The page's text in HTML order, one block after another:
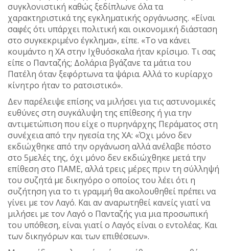
συγκλονιστική καθώς ξεδίπλωνε όλα τα
χαρακτηριστικά της εγκληματικής οργάνωσης. «Είναι
σαφές ότι υπάρχει πολιτική και οικονομική διάσταση
στο συγκεκριμένο έγκλημα», είπε. «Το να κάνει
κουμάντο η ΧΑ στην Ιχθυόσκαλα ήταν κρίσιμο. Τι σας
είπε ο Πανταζής; Δολάρια βγάζανε τα μάτια του
Πατέλη όταν ξεφόρτωνα τα ψάρια. Αλλά το κυρίαρχο
κίνητρο ήταν το ρατσιστικό».
Δεν παρέλειψε επίσης να μιλήσει για τις αστυνομικές
ευθύνες στη συγκάλυψη της επίθεσης ή για την
αντιμετώπιση που είχε ο πυρηνάρχης Περάματος στη
συνέχεια από την ηγεσία της ΧΑ: «Όχι μόνο δεν
εκδιώχθηκε από την οργάνωση αλλά ανέλαβε πόστο
στο 5μελές της, όχι μόνο δεν εκδιώχθηκε μετά την
επίθεση στο ΠΑΜΕ, αλλά τρεις μέρες πριν τη σύλληψή
του συζητά με δικηγόρο ο οποίος του λέει ότι η
συζήτηση για το τι γραμμή θα ακολουθηθεί πρέπει να
γίνει με τον Λαγό. Και αν αναρωτηθεί κανείς γιατί να
μιλήσει με τον Λαγό ο Πανταζής για μια προσωπική
του υπόθεση, είναι γιατί ο Λαγός είναι ο εντολέας. Και
των δικηγόρων και των επιθέσεων».